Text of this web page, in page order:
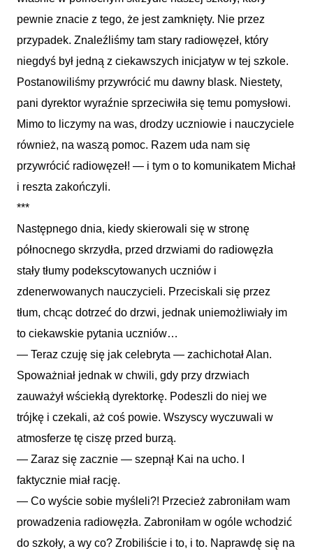
pewnie znacie z tego, że jest zamknięty. Nie przez
przypadek. Znaleźliśmy tam stary radiowęzeł, który
niegdyś był jedną z ciekawszych inicjatyw w tej szkole.
Postanowiliśmy przywrócić mu dawny blask. Niestety,
pani dyrektor wyraźnie sprzeciwiła się temu pomysłowi.
Mimo to liczymy na was, drodzy uczniowie i nauczyciele
również, na waszą pomoc. Razem uda nam się
przywrócić radiowęzeł! — i tym o to komunikatem Michał
i reszta zakończyli.
***
Następnego dnia, kiedy skierowali się w stronę
północnego skrzydła, przed drzwiami do radiowęzła
stały tłumy podekscytowanych uczniów i
zdenerwowanych nauczycieli. Przeciskali się przez
tłum, chcąc dotrzeć do drzwi, jednak uniemożliwiały im
to ciekawskie pytania uczniów…
— Teraz czuję się jak celebryta — zachichotał Alan.
Spoważniał jednak w chwili, gdy przy drzwiach
zauważył wściekłą dyrektorkę. Podeszli do niej we
trójkę i czekali, aż coś powie. Wszyscy wyczuwali w
atmosferze tę ciszę przed burzą.
— Zaraz się zacznie — szepnął Kai na ucho. I
faktycznie miał rację.
— Co wyście sobie myśleli?! Przecież zabroniłam wam
prowadzenia radiowęzła. Zabroniłam w ogóle wchodzić
do szkoły, a wy co? Zrobiliście i to, i to. Naprawdę się na